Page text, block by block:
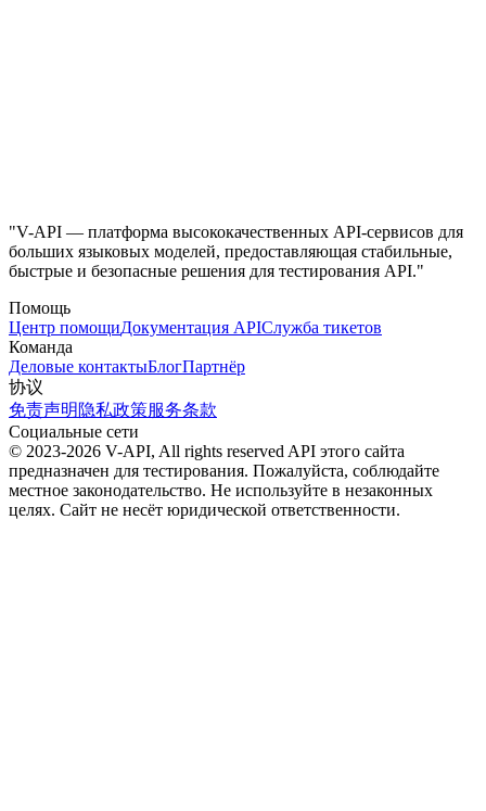
"V-API — платформа высококачественных API-сервисов для
больших языковых моделей, предоставляющая стабильные,
быстрые и безопасные решения для тестирования API."
Помощь
Центр помощиДокументация APIСлужба тикетов
Команда
Деловые контактыБлогПартнёр
协议
免责声明 隐私政策服务条款
Социальные сети
© 2023-2026 V-API, All rights reserved API этого сайта
предназначен для тестирования. Пожалуйста, соблюдайте
местное законодательство. Не используйте в незаконных
целях. Сайт не несёт юридической ответственности.